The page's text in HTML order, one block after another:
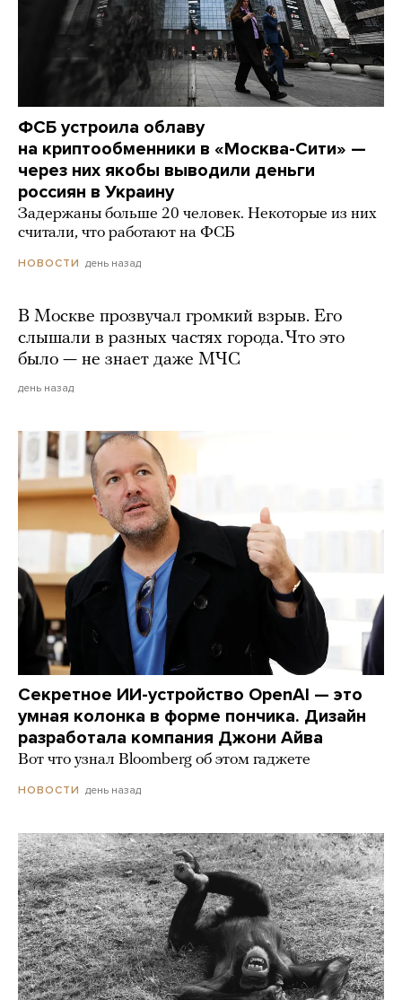
ФСБ устроила облаву
на криптообменники в «Москва-Сити» —
через них якобы выводили деньги
россиян в Украину
Задержаны больше 20 человек. Некоторые из них
считали, что работают на ФСБ
НОВОСТИ день назад
В Москве прозвучал громкий взрыв. Его
слышали в разных частях города. Что это
было — не знает даже МЧС
день назад
Секретное ИИ-устройство OpenAI — это
умная колонка в форме пончика. Дизайн
разработала компания Джони Айва
Вот что узнал Bloomberg об этом гаджете
НОВОСТИ день назад